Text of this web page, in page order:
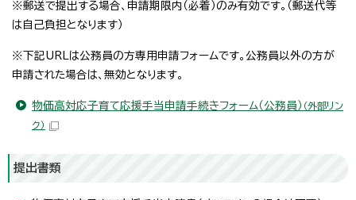
※郵送で提出する場合、申請期限内（必着）のみ有効です。（郵送代等
は自己負担となります）
※下記URLは公務員の方専用申請フォームです。公務員以外の方が
申請された場合は、無効となります。
物価高対応子育て応援手当申請手続きフォーム（公務員） （外部リン
ク）
提出書類